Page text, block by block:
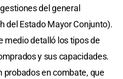
del general
del Estado Mayor Conjunto).
medio detalló los tipos de
y sus capacidades.
probados en combate, que